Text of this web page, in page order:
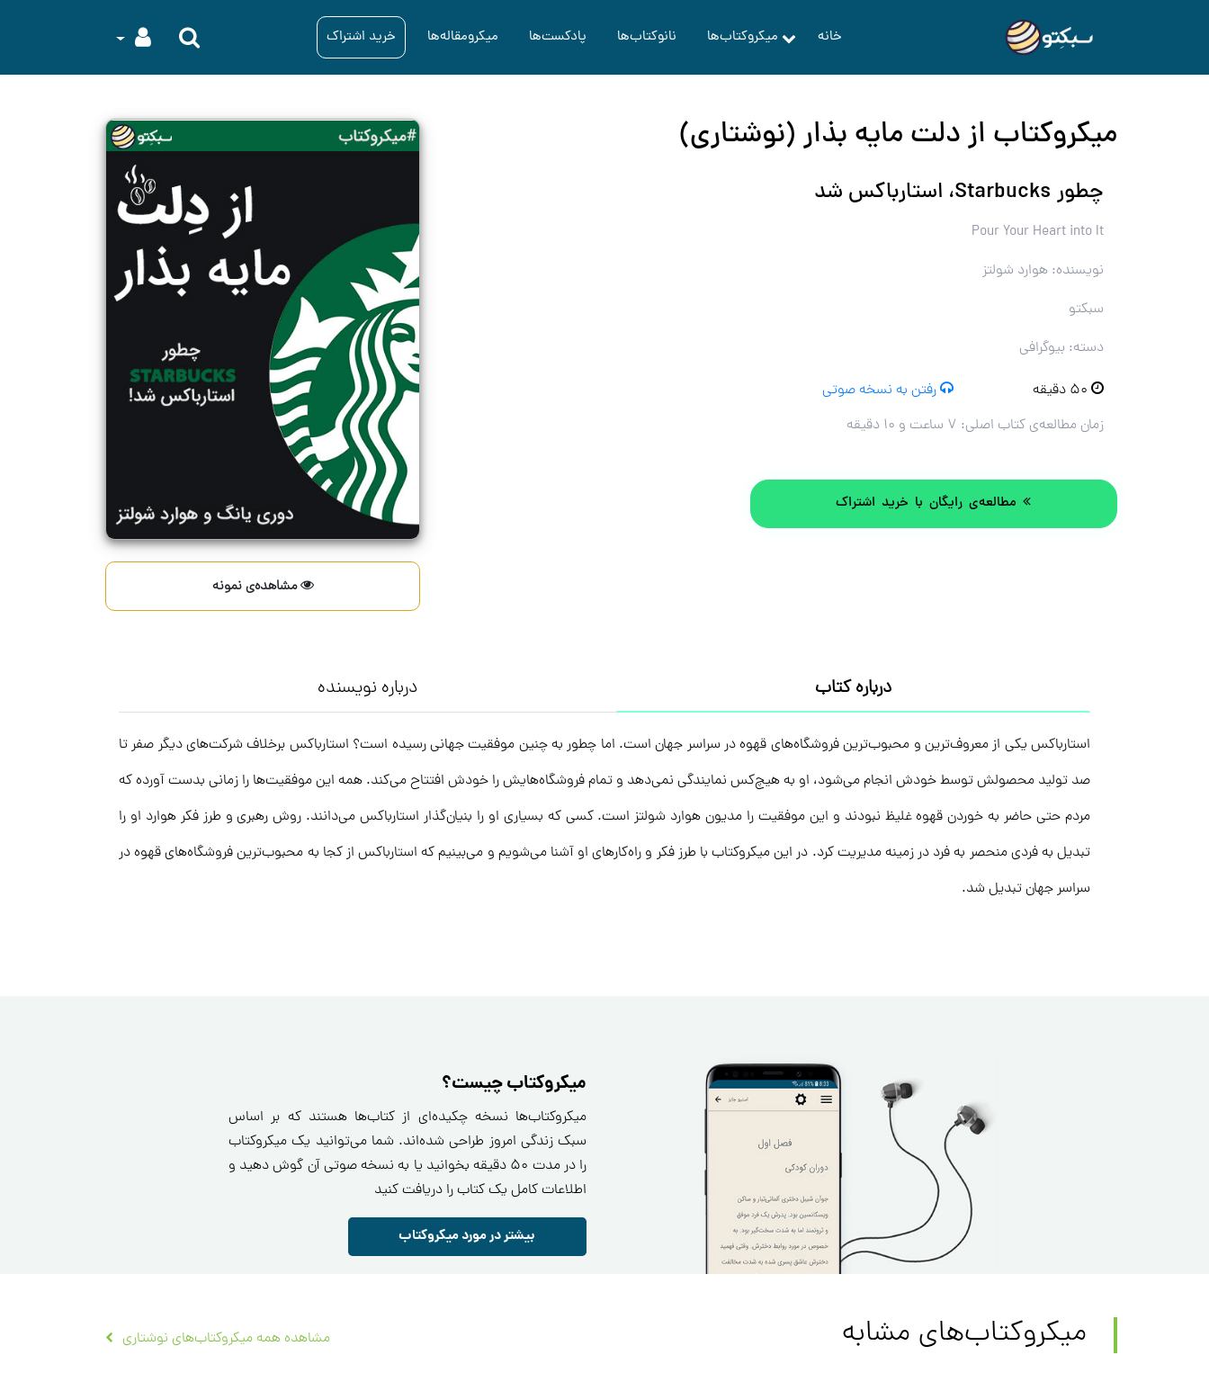
خانه میکروکتاب‌ها نانوکتاب‌ها پادکست‌ها میکرومقاله‌ها خرید اشتراک
میکروکتاب از دلت مایه بذار (نوشتاری)
چطور Starbucks، استارباکس شد
Pour Your Heart into It
نویسنده: هوارد شولتز
سبکتو
دسته: بیوگرافی
رفتن به نسخه صوتی
زمان مطالعه‌ی کتاب اصلی: ۷ ساعت و ۱۰ دقیقه
مطالعه‌ی رایگان با خرید اشتراک
مشاهده‌ی نمونه
درباره کتاب درباره نویسنده
استارباکس یکی از معروف‌ترین و محبوب‌ترین فروشگاه‌های قهوه در سراسر جهان است. اما چطور به چنین موفقیت جهانی رسیده است؟ استارباکس برخلاف شرکت‌های دیگر صفر تا
صد تولید محصولش توسط خودش انجام می‌شود، او به هیچ‌کس نمایندگی نمی‌دهد و تمام فروشگاه‌هایش را خودش افتتاح می‌کند. همه این موفقیت‌ها را زمانی بدست آورده که
مردم حتی حاضر به خوردن قهوه غلیظ نبودند و این موفقیت را مدیون هوارد شولتز است. کسی که بسیاری او را بنیان‌گذار استارباکس می‌دانند. روش رهبری و طرز فکر هوارد او را
تبدیل به فردی منحصر به فرد در زمینه مدیریت کرد. در این میکروکتاب با طرز فکر و راه‌کارهای او آشنا می‌شویم و می‌بینیم که استارباکس از کجا به محبوب‌ترین فروشگاه‌های قهوه در
سراسر جهان تبدیل شد.
میکروکتاب چیست؟
میکروکتاب‌ها نسخه چکیده‌ای از کتاب‌ها هستند که بر اساس
سبک زندگی امروز طراحی شده‌اند. شما می‌توانید یک میکروکتاب
را در مدت ۵۰ دقیقه بخوانید یا به نسخه صوتی آن گوش دهید و
اطلاعات کامل یک کتاب را دریافت کنید
بیشتر در مورد میکروکتاب
میکروکتاب‌های مشابه مشاهده همه میکروکتاب‌های نوشتاری